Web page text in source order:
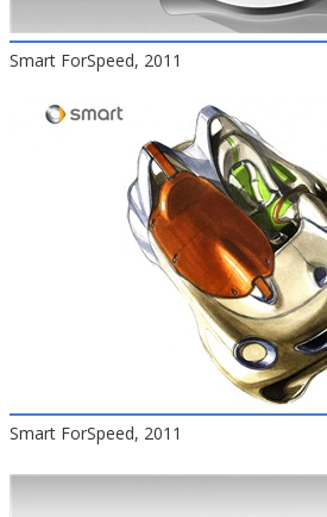
Smart ForSpeed, 2011
Smart ForSpeed, 2011